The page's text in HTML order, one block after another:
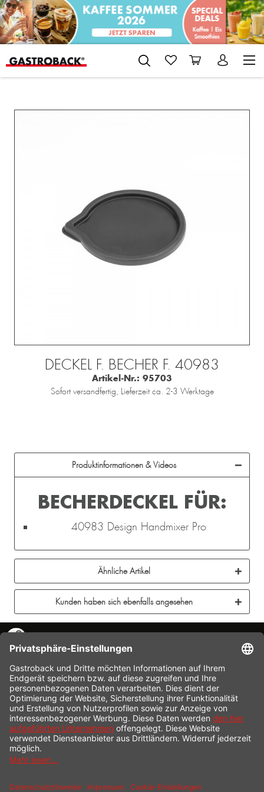
DECKEL F. BECHER F. 40983
Artikel-Nr.: 95703
Sofort versandfertig, Lieferzeit ca. 2-3 Werktage
Produktinformationen & Videos
BECHERDECKEL FÜR:
40983 Design Handmixer Pro
Ähnliche Artikel
Kunden haben sich ebenfalls angesehen
SERVICE HOTLINE
INFORMATION
SHOP SERVICE